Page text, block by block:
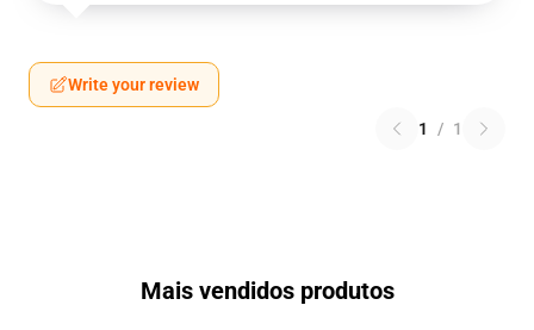
Write your review
1 / 1
Mais vendidos produtos